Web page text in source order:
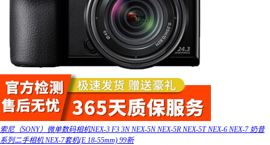
索尼（SONY）微单数码相机NEX-3 F3 3N NEX-5N NEX-5R NEX-5T NEX-6 NEX-7 奶昔
系列二手相机 NEX-7套机(E 18-55mm) 99新